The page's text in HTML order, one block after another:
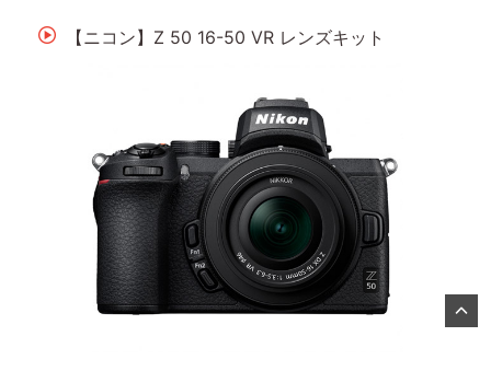
【ニコン】Z 50 16-50 VR レンズキット